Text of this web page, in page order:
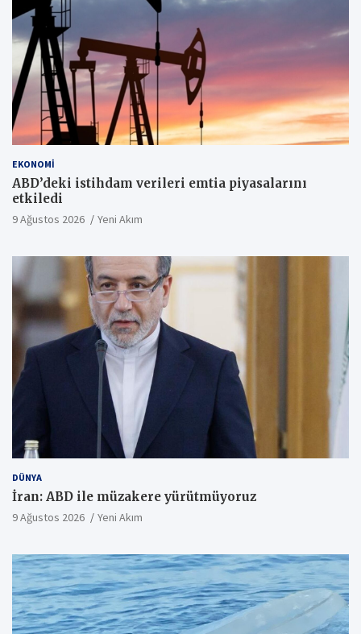
EKONOMI
ABD’deki istihdam verileri emtia piyasalarını
etkiledi
9 Ağustos 2026 Yeni Akım
DÜNYA
İran: ABD ile müzakere yürütmüyoruz
9 Ağustos 2026 Yeni Akım